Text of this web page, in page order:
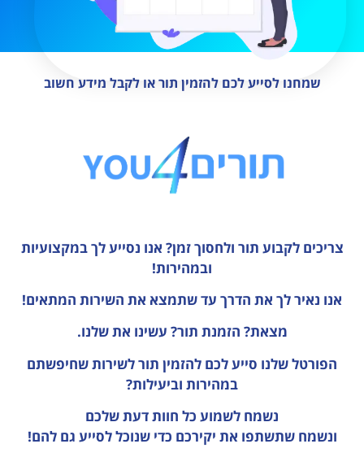
שמחנו לסייע לכם להזמין תור או לקבל מידע חשוב
צריכים לקבוע תור ולחסוך זמן? אנו נסייע לך במקצועיות
ובמהירות!
אנו נאיר לך את הדרך עד שתמצא את השירות המתאים!
מצאת? הזמנת תור? עשינו את שלנו.
הפורטל שלנו סייע לכם להזמין תור לשירות שחיפשתם
במהירות וביעילות?
נשמח לשמוע כל חוות דעתשלכם
ונשמח שתשתפו את יקירכם כדי שנוכל לסייע גם להם!